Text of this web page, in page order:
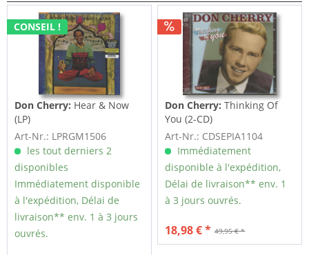
CONSEIL !
Don Cherry: Hear & Now
(LP)
Art-Nr.: LPRGM1506
les tout derniers 2
disponibles
Immédiatement disponible
à l'expédition, Délai de
livraison** env. 1 à 3 jours
ouvrés.
Don Cherry: Thinking Of
You (2-CD)
Art-Nr.: CDSEPIA1104
Immédiatement
disponible à l'expédition,
Délai de livraison** env. 1
à 3 jours ouvrés.
49,95 € *
18,98 € *